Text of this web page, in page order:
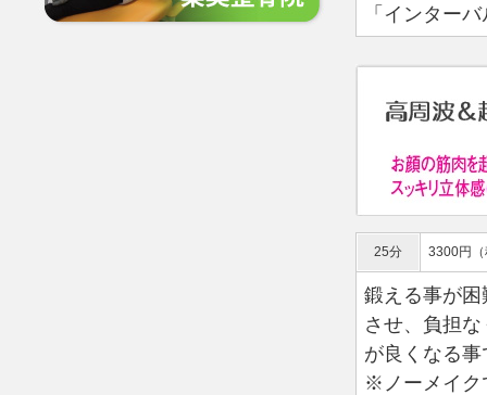
「インター
25分 3300円
鍛える事が
させ、負担
が良くなる
※ノーメイク